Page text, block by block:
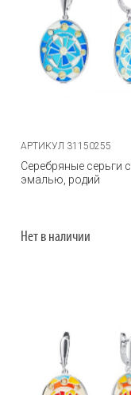
АРТИКУЛ 31150255
Серебряные серьги с
эмалью, родий
Нет в наличии